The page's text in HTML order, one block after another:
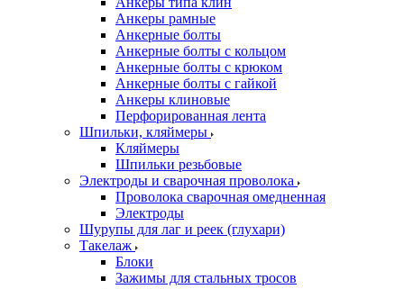
Анкеры рамные
Анкерные болты
Анкерные болты с кольцом
Анкерные болты с крюком
Анкерные болты с гайкой
Анкеры клиновые
Перфорированная лента
Шпильки, кляймеры
Кляймеры
Шпильки резьбовые
Электроды и сварочная проволока
Проволока сварочная омедненная
Электроды
Шурупы для лаг и реек (глухари)
Такелаж
Блоки
Зажимы для стальных тросов